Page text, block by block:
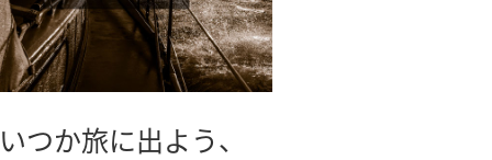
いつか旅に出よう、